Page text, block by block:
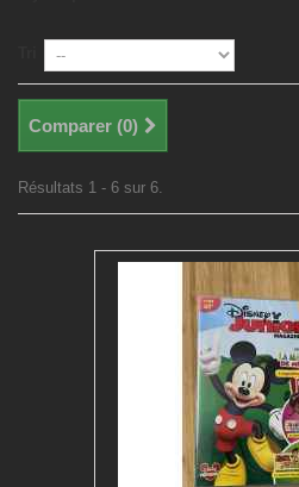
Comparer (0)
Résultats 1 - 6 sur 6.